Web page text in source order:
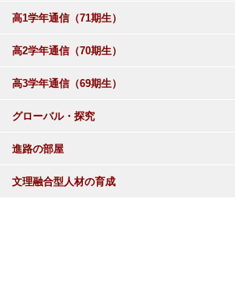
高1学年通信（71期生）
高2学年通信（70期生）
高3学年通信（69期生）
グローバル・探究
進路の部屋
文理融合型人材の育成